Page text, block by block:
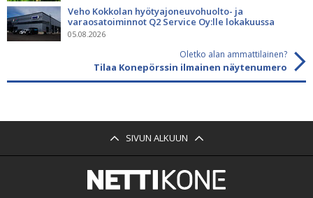
Veho Kokkolan hyötyajoneuvohuolto- ja
varaosatoiminnot Q2 Service Oy:lle lokakuussa
05.08.2026
Oletko alan ammattilainen?
Tilaa Konepörssin ilmainen näytenumero
SIVUN ALKUUN